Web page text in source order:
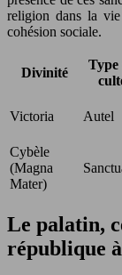
religion dans la
cohésion sociale.
Divinité
Type
Victoria Autel
Cybèle
(Magna
Mater)
Le palatin,
république